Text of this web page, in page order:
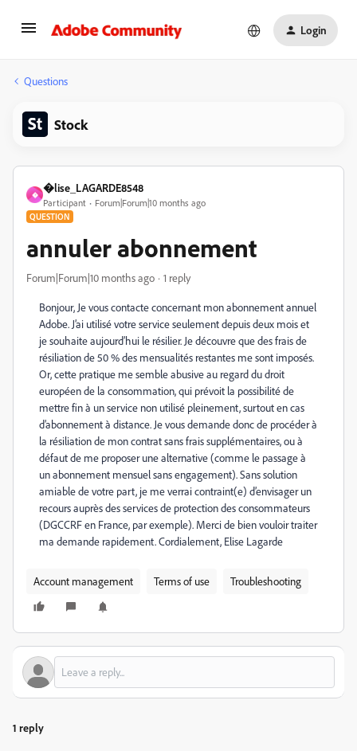
Login
Questions
Stock
�
�lise_LAGARDE8548
Participant Forum|Forum|10 months ago
QUESTION
annuler abonnement
Forum|Forum|10 months ago 1 reply
Bonjour, Je vous contacte concernant mon abonnement annuel
Adobe. J’ai utilisé votre service seulement depuis deux mois et
je souhaite aujourd’hui le résilier. Je découvre que des frais de
résiliation de 50 % des mensualités restantes me sont imposés.
Or, cette pratique me semble abusive au regard du droit
européen de la consommation, qui prévoit la possibilité de
mettre fin à un service non utilisé pleinement, surtout en cas
d’abonnement à distance. Je vous demande donc de procéder à
la résiliation de mon contrat sans frais supplémentaires, ou à
défaut de me proposer une alternative (comme le passage à
un abonnement mensuel sans engagement). Sans solution
amiable de votre part, je me verrai contraint(e) d’envisager un
recours auprès des services de protection des consommateurs
(DGCCRF en France, par exemple). Merci de bien vouloir traiter
ma demande rapidement. Cordialement, Elise Lagarde
Account management Terms of use Troubleshooting
1 reply